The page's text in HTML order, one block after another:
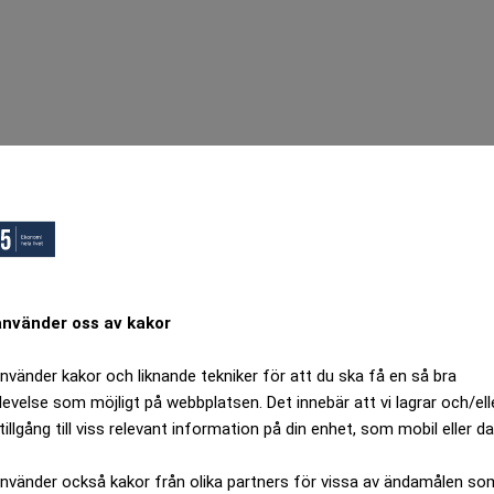
oss av kakor
kakor och liknande tekniker för att du ska få en så bra
som möjligt på webbplatsen. Det innebär att vi lagrar och/
till viss relevant information på din enhet, som mobil eller
också kakor från olika partners för vissa av ändamålen